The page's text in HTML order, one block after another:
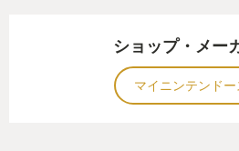
ショップ・メー
マイニンテンドー